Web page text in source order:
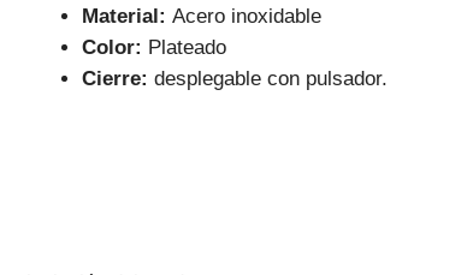
Material: Acero inoxidable
Color: Plateado
Cierre: desplegable con pulsador.